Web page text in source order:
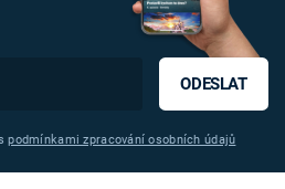
ODESLAT
podmínkami zpracování osobních údajů